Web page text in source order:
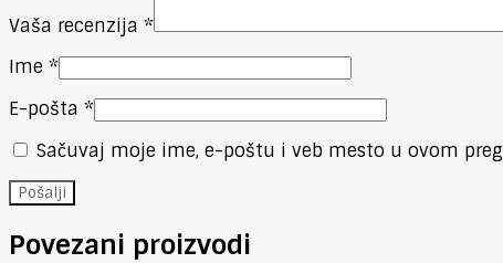
Vaša recenzija *
Ime *
E-pošta *
Sačuvaj moje ime, e-poštu i veb mesto u ovom
Povezani proizvodi